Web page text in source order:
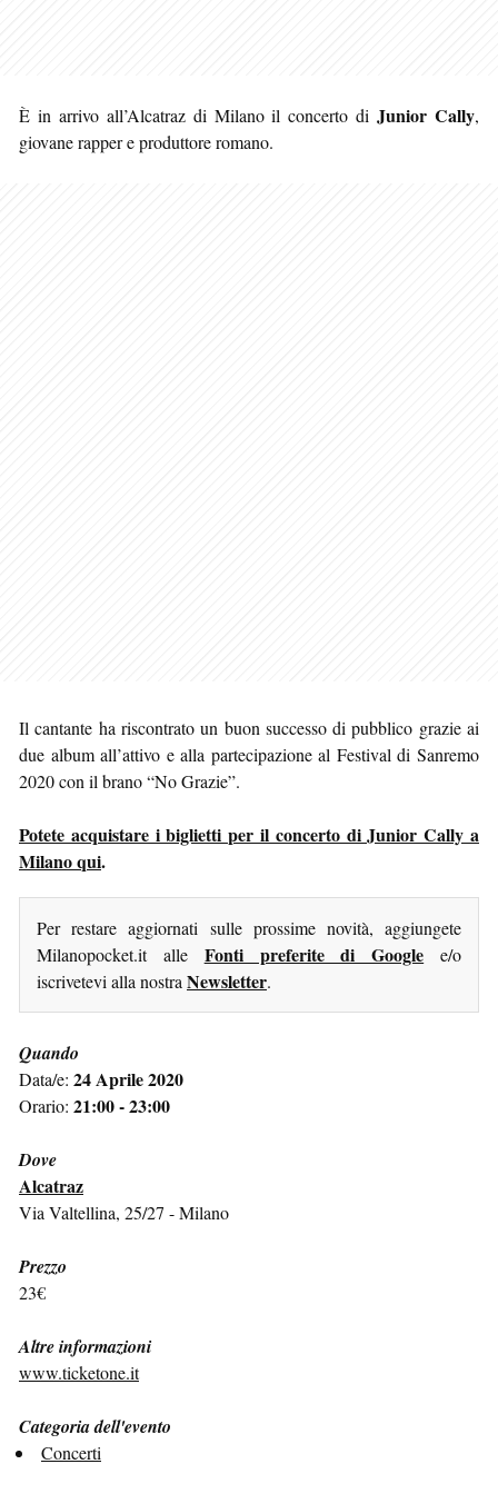
È in arrivo all’Alcatraz di Milano il concerto diJunior Cally,
giovane rapper e produttore romano.
Il cantante ha riscontrato un buon successo di pubblico grazie ai
due album all’attivo e alla partecipazione al Festival di Sanremo
2020 con il brano “No Grazie”.
Potete acquistare i biglietti per il concerto di Junior Cally a
Milano qui.
Per restare aggiornati sulle prossime novità, aggiungete
Milanopocket.it alle Fonti preferite di Google e/o
iscrivetevi alla nostra Newsletter.
Quando
Data/e: 24 Aprile 2020
Orario: 21:00 - 23:00
Dove
Alcatraz
Via Valtellina, 25/27 - Milano
Prezzo
23€
Altre informazioni
www.ticketone.it
Categoria dell'evento
Concerti